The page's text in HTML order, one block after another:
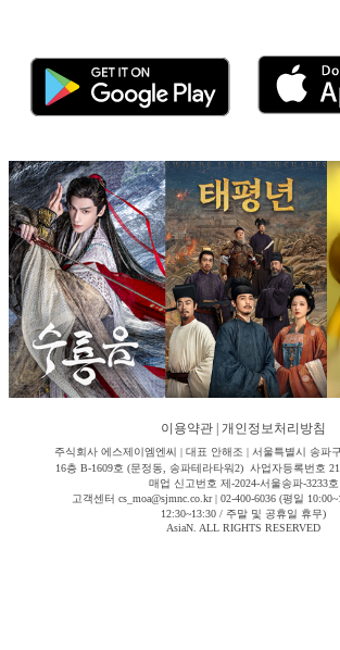
이용약관 개인정보처리방침
주식회사 에스제이엠엔씨 | 대표 안해조 | 서울특별시 송파
16층 B-1609호 (문정동, 송파테라타워2) 사업자등록번호
매업 신고번호 제-2024-서울송파-3233호
고객센터 cs_moa@sjmnc.co.kr | 02-400-6036 (평일
12:30~13:30 / 주말 및 공휴일 휴무)
AsiaN. ALL RIGHTS RESERVED